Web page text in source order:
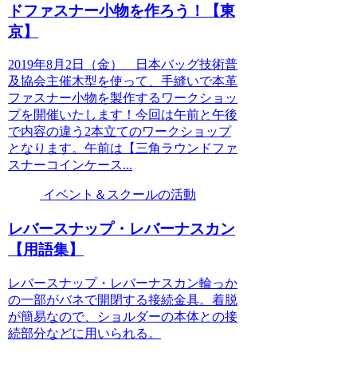
ドファスナー小物を作ろう！【東
京】
2019年8月2日（金） 日本バッグ技術普
及協会主催木型を使って、手縫いで本革
ファスナー小物を製作するワークショッ
プを開催いたします！今回は午前と午後
で内容の違う2本立てのワークショップ
となります。午前は【三角ラウンドファ
スナーコインケース...
イベント＆スクールの活動
レバースナップ・レバーナスカン
【用語集】
レバースナップ・レバーナスカン輪っか
の一部がバネで開閉する接続金具。着脱
が簡易なので、ショルダーの本体との接
続部分などに用いられる。